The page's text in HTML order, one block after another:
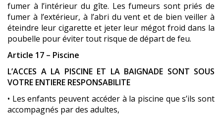
fumer à l’intérieur du gîte. Les fumeurs sont priés de
fumer à l’extérieur, à l’abri du vent et de bien veiller à
éteindre leur cigarette et jeter leur mégot froid dans la
poubelle pour éviter tout risque de départ de feu.
Article 17 – Piscine
L’ACCES A LA PISCINE ET LA BAIGNADE SONT SOUS
VOTRE ENTIERE RESPONSABILITE
• Les enfants peuvent accéder à la piscine que s’ils sont
accompagnés par des adultes,